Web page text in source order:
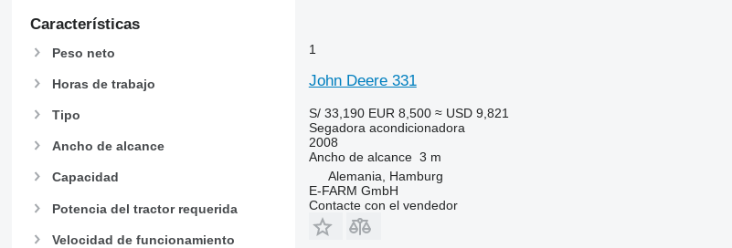
Características
Peso neto
Horas de trabajo
Tipo
Ancho de alcance
Capacidad
Potencia del tractor requerida
Velocidad de funcionamiento
1
John Deere 331
S/ 33,190 EUR 8,500 ≈ USD 9,821
Segadora acondicionadora
2008
Ancho de alcance 3 m
Alemania, Hamburg
E-FARM GmbH
Contacte con el vendedor